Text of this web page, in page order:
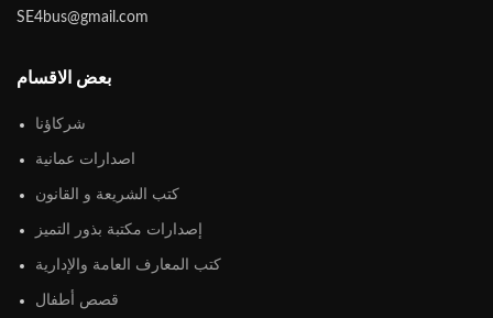
SE4bus@gmail.com
بعض الاقسام
شركاؤنا
اصدارات عمانية
كتب الشريعة و القانون
إصدارات مكتبة بذور التميز
كتب المعارف العامة والإدارية
قصص أطفال